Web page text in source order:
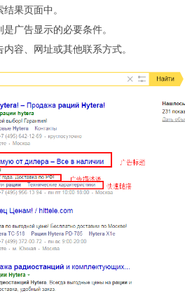
果页面中。
广告显示的必要条件。
容、网址或其他联系方式。